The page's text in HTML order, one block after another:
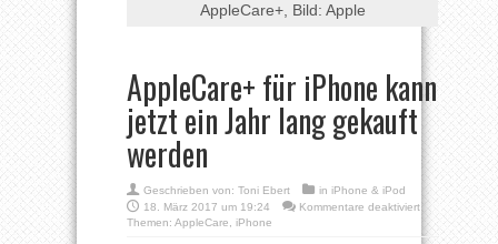
AppleCare+, Bild: Apple
AppleCare+ für iPhone kann
jetzt ein Jahr lang gekauft
werden
Geschrieben von: Toni Ebert in iPhone & iPod
18. März 2017 um 19:24
Kommentare deaktiviertfür
AppleCare+
für
Themen: AppleCare iPhone